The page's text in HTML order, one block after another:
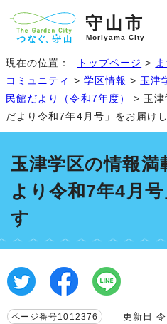
守山市
Moriyama City
現在の位置： トップページ >
コミュニティ
> 学区情報 > 玉津
民館だより（令和7年度）
> 玉津
だより令和7年4月号」をお届け
玉津学区の情報満
より令和7年4月
す
ページ番号1012376 更新日 令